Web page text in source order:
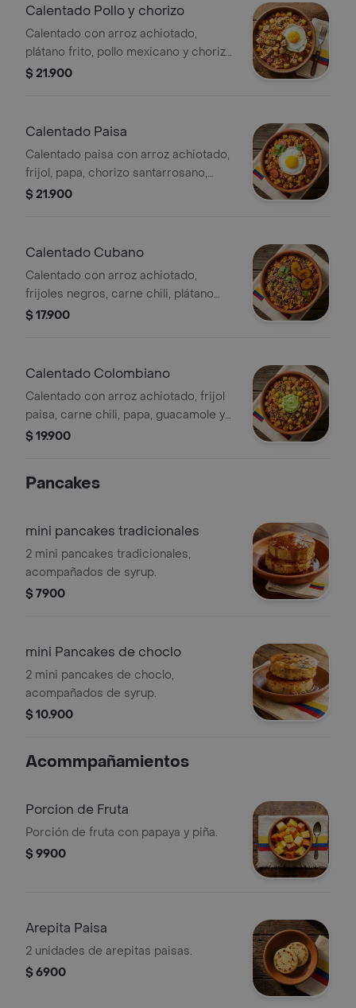
Calentado Pollo y chorizo
Calentado con arroz achiotado,
plátano frito, pollo mexicano y chorizo,
acompañado de huevo.
$ 21.900
Calentado Paisa
Calentado paisa con arroz achiotado,
frijol, papa, chorizo santarrosano,
huevo y plátano frito, acompañado de
$ 21.900
Calentado Cubano
Calentado con arroz achiotado,
frijoles negros, carne chili, plátano
frito y cilantro fresco.
$ 17.900
Calentado Colombiano
Calentado con arroz achiotado, frijol
paisa, carne chili, papa, guacamole y
cilantro fresco.
$ 19.900
Pancakes
mini pancakes tradicionales
2 mini pancakes tradicionales,
acompañados de syrup.
$ 7900
mini Pancakes de choclo
2 mini pancakes de choclo,
acompañados de syrup.
$ 10.900
Acommpañamientos
Porcion de Fruta
Porción de fruta con papaya y piña.
$ 9900
Arepita Paisa
2 unidades de arepitas paisas.
$ 6900